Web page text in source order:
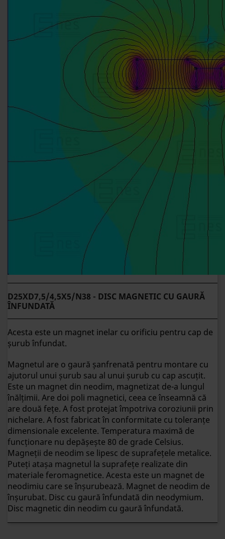
D25XD7,5/4,5X5/N38 - DISC MAGNETIC CU GAURĂ
ÎNFUNDATĂ
Acesta este un magnet inelar cu orificiu pentru cap de
șurub înfundat.
Magnetul are o gaură șanfrenată pentru montare cu
ajutorul unui șurub sau al unui șurub cu cap ascuțit.
Este un magnet din neodim, magnetizat de-a lungul
înălțimii. Are doi poli magnetici, ceea ce înseamnă că
are două fețe. A fost protejat împotriva coroziunii prin
nichelare. A fost fabricat în conformitate cu toleranțe
dimensionale excelente. Temperatura maximă de
funcționare nu depășește 80 de grade Celsius.
Magneții de neodim se lipesc de suprafețele metalice.
Puteți atașa magnetul la suprafețe realizate din
materiale feromagnetice. Acesta este un magnet de
neodimiu care se înșurubează. Magnet de neodim de
înșurubat. Disc cu gaură înfundată din neodymium.
Disc magnetic din neodim cu gaură înfundată.